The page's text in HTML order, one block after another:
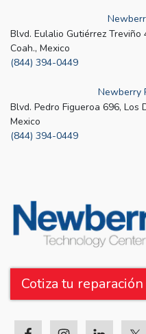
Blvd. Eulalio Gutiérrez Treviño
Coah., Mexico
(844) 394-0449
Newberry
Blvd. Pedro Figueroa 696, Los
Mexico
(844) 394-0449
Cotiza tu reparación